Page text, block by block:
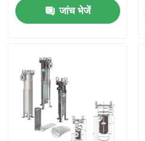
कारखाना भ्रमण
गुणवत्ता नियंत्रण
संपर्क करें
एक उद्धरण का अनुरोध करें
जांच भेजें